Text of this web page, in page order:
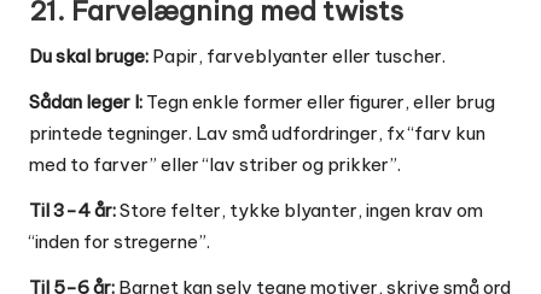
21. Farvelægning med twists
Du skal bruge: Papir, farveblyanter eller tuscher.
Sådan leger I: Tegn enkle former eller figurer, eller brug
printede tegninger. Lav små udfordringer, fx “farv kun
med to farver” eller “lav striber og prikker”.
Til 3-4 år:Store felter, tykke blyanter, ingen krav om
“inden for stregerne”.
Til 5-6 år: Barnet kan selv tegne motiver, skrive små ord